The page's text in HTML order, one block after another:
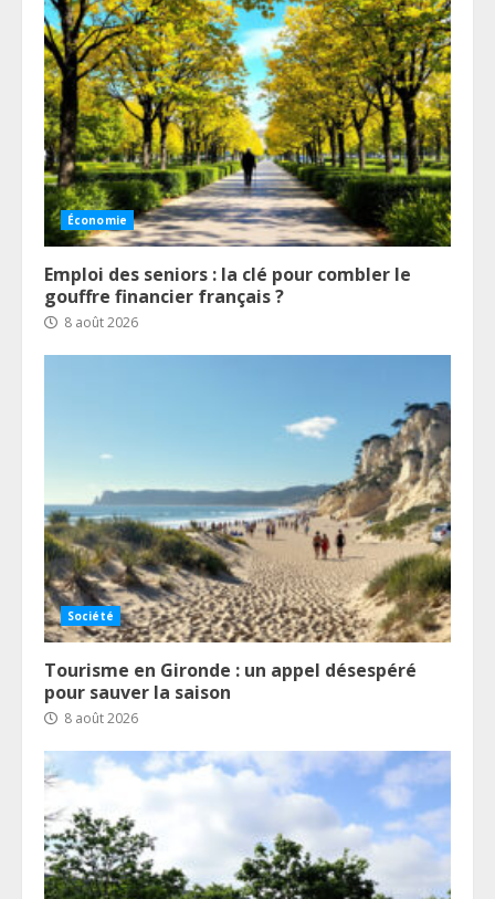
Économie
Emploi des seniors : la clé pour combler le
gouffre financier français ?
8 août 2026
Société
Tourisme en Gironde : un appel désespéré
pour sauver la saison
8 août 2026